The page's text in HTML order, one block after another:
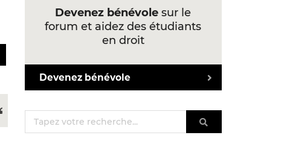
Devenez bénévole sur le
forum et aidez des étudiants
en droit
Devenez bénévole